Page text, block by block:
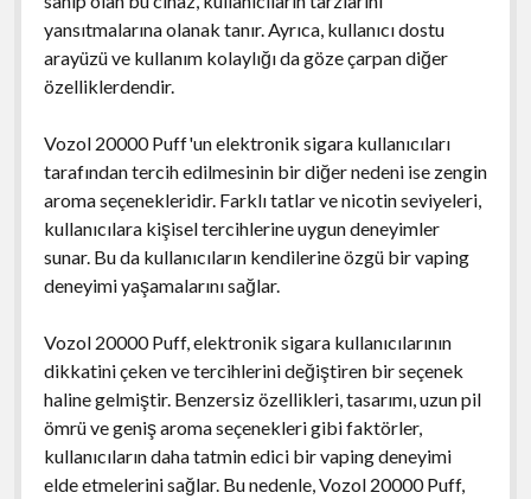
yansıtmalarına olanak tanır. Ayrıca, kullanıcı dostu
arayüzü ve kullanım kolaylığı da göze çarpan diğer
özelliklerdendir.
Vozol 20000 Puff'un elektronik sigara kullanıcıları
tarafından tercih edilmesinin bir diğer nedeni ise zengin
aroma seçenekleridir. Farklı tatlar ve nicotin seviyeleri,
kullanıcılara kişisel tercihlerine uygun deneyimler
sunar. Bu da kullanıcıların kendilerine özgü bir vaping
deneyimi yaşamalarını sağlar.
Vozol 20000 Puff, elektronik sigara kullanıcılarının
dikkatini çeken ve tercihlerini değiştiren bir seçenek
haline gelmiştir. Benzersiz özellikleri, tasarımı, uzun pil
ömrü ve geniş aroma seçenekleri gibi faktörler,
kullanıcıların daha tatmin edici bir vaping deneyimi
elde etmelerini sağlar. Bu nedenle, Vozol 20000 Puff,